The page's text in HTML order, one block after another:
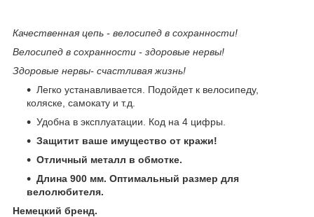
Качественная цепь - велосипед в сохранности!
Велосипед в сохранности - здоровые нервы!
Здоровые нервы- счастливая жизнь!
Легко устанавливается. Подойдет к велосипеду,
коляске, самокату и т.д.
Удобна в эксплуатации. Код на 4 цифры.
Защитит ваше имущество от кражи!
Отличный металл в обмотке.
Длина 900 мм. Оптимальный размер для
велолюбителя.
Немецкий бренд.